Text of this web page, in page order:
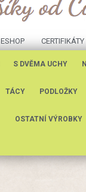
ESHOP CERTIFIKÁTY
S DVĚMA UCHY
TÁCY PODLOŽKY
OSTATNÍ VÝROBKY